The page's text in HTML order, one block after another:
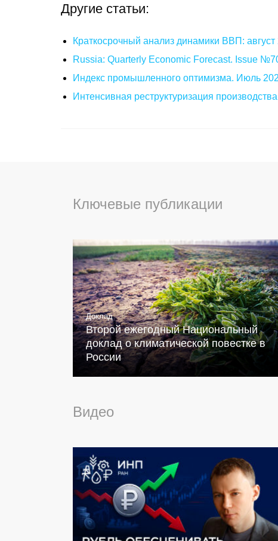
Другие статьи:
Краткосрочный анализ динамики ВВП: август
Russia: Quarterly Economic Forecast. Issue
Индекс промышленного оптимизма. Июль
Интенсивная реструктуризация
Ключевые публикации
Доклад
Второй ежегодный Национальный
доклад о климатической повестке в
России
Видео